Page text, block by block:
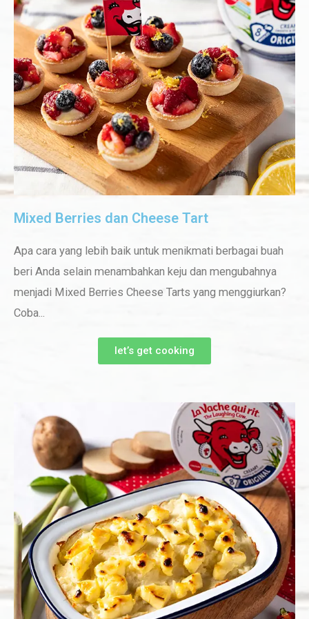
Mixed Berries dan Cheese Tart
Apa cara yang lebih baik untuk menikmati berbagai buah
beri Anda selain menambahkan keju dan mengubahnya
menjadi Mixed Berries Cheese Tarts yang menggiurkan?
Coba...
let’s get cooking